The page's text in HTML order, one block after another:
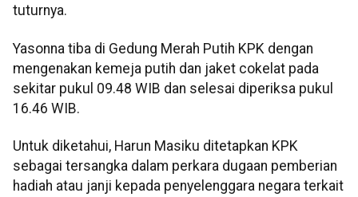
tuturnya.
Yasonna tiba di Gedung Merah Putih KPK dengan
mengenakan kemeja putih dan jaket cokelat pada
sekitar pukul 09.48 WIB dan selesai diperiksa pukul
16.46 WIB.
Untuk diketahui, Harun Masiku ditetapkan KPK
sebagai tersangka dalam perkara dugaan pemberian
hadiah atau janji kepada penyelenggara negara terkait